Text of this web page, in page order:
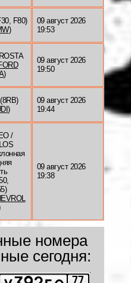
F80)
)
09 август 2026
19:53
)
09 август 2026
19:50
)
09 август 2026
19:44
/
09 август 2026
19:38
номера
сегодня: